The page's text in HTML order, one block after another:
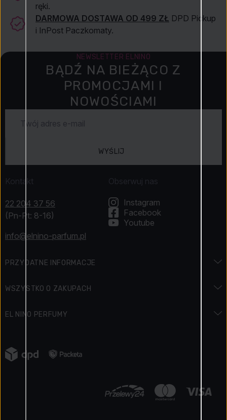
ręki.
DARMOWA DOSTAWA OD 499 ZŁ DPD Pickup
i InPost Paczkomaty.
NEWSLETTER ELNINO
BĄDŹ NA BIEŻĄCO Z
PROMOCJAMI I
NOWOŚCIAMI
WYŚLIJ
Kontakt
22 204 37 56
(Pn-Pt: 8-16)
info@elnino-parfum.pl
PRZYDATNE INFORMACJE
Święta i promocje
Jak zbieramy opinie o produktach
WSZYSTKO O ZAKUPACH
Zwroty
Reklamacja towaru
EL NINO PERFUMY
Napisali o nas
Obserwuj nas
Instagram
Facebook
Youtube